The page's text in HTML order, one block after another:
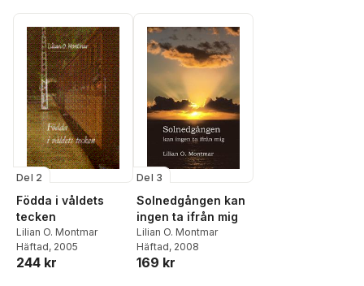
Del 2
Födda i våldets
tecken
Lilian O. Montmar
Häftad, 2005
244 kr
Del 3
Solnedgången kan
ingen ta ifrån mig
Lilian O. Montmar
Häftad, 2008
169 kr